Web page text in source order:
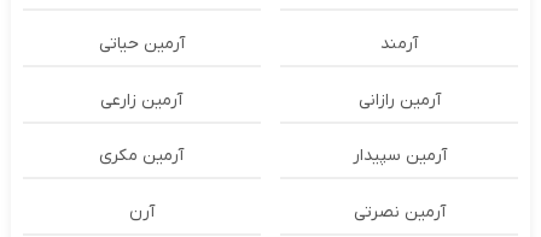
آرمند آرمین حیاتی
آرمین رازانی آرمین زارعی
آرمین سپیدار آرمین مکری
آرمین نصرتی آرن